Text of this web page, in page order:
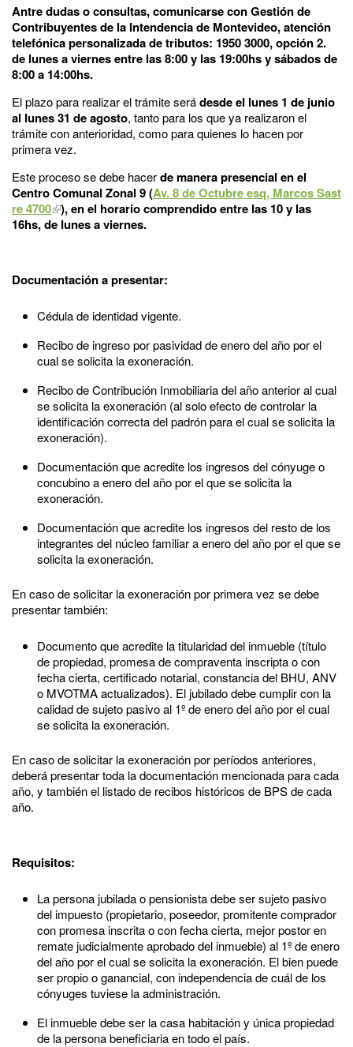
Antre dudas o consultas, comunicarse con Gestión de
Contribuyentes de la Intendencia de Montevideo, atención
telefónica personalizada de tributos: 1950 3000, opción 2.
de lunes a viernes entre las 8:00 y las 19:00hs y sábados de
8:00 a 14:00hs.
El plazo para realizar el trámite serádesde el lunes 1 de junio
al lunes 31 de agosto, tanto para los que ya realizaron el
trámite con anterioridad, como para quienes lo hacen por
primera vez.
Este procesose debe hacerde manera presencial en el
Centro Comunal Zonal 9 (Av. 8 de Octubre esq, Marcos Sast
re 4700 ), en el horario comprendido entre las 10 y las
16hs, de lunes a viernes.
Documentación a presentar:
Cédula de identidad vigente.
Recibo de ingreso por pasividad de enero del año por el
cual se solicita la exoneración.
Recibo de Contribución Inmobiliaria del año anterior al cual
se solicita la exoneración (al solo efecto de controlar la
identificación correcta del padrón para el cual se solicita la
exoneración).
Documentación que acredite los ingresos del cónyuge o
concubino a enero del año por el que se solicita la
exoneración.
Documentación que acredite los ingresos del resto de los
integrantes del núcleo familiar a enero del año por el que se
solicita la exoneración.
En caso de solicitar laexoneración por primera vez se debe
presentar también:
Documento que acredite la titularidad del inmueble (título
de propiedad, promesa de compraventa inscripta o con
fecha cierta, certificado notarial, constancia del BHU, ANV
o MVOTMA actualizados). El jubilado debe cumplir con la
calidad de sujeto pasivo al 1º de enero del año por el cual
se solicita la exoneración.
En caso de solicitar laexoneración por períodos anteriores,
deberá presentartoda la documentación mencionada para cada
año, y también el listado de recibos históricos de BPS de cada
año.
Requisitos:
La persona jubilada o pensionista debe ser sujeto pasivo
del impuesto (propietario, poseedor, promitente comprador
con promesa inscrita o con fecha cierta, mejor postor en
remate judicialmente aprobado del inmueble) al 1º de enero
del año por el cual se solicita la exoneración. El bien puede
ser propio o ganancial, con independencia de cuál de los
cónyuges tuviese la administración.
El inmueble debe ser la casa habitación y única propiedad
de la persona beneficiaria en todo el país.